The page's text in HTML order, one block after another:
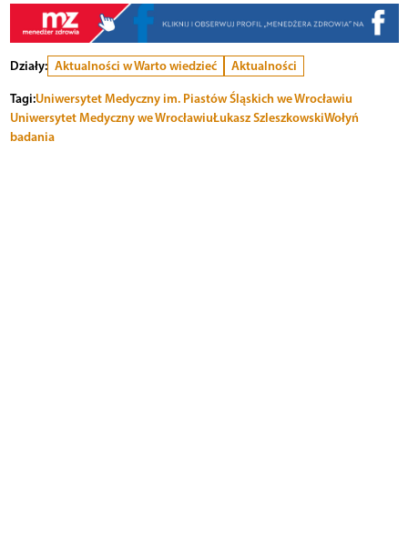
Działy: Aktualności w Warto wiedzieć
Aktualności
Tagi:Uniwersytet Medyczny im. Piastów Śląskich we Wrocławiu
Uniwersytet Medyczny we WrocławiuŁukasz SzleszkowskiWołyń
badania